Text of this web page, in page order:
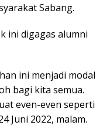
Sabang.
ini digagas alumni
ini menjadi modal
bagi kita semua.
even-even seperti
Juni 2022, malam.